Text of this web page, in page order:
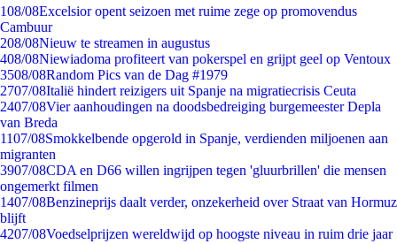
108/08Excelsior opent seizoen met ruime zege op promovendus
Cambuur
208/08Nieuw te streamen in augustus
408/08Niewiadoma profiteert van pokerspel en grijpt geel op Ventoux
3508/08Random Pics van de Dag #1979
2707/08Italië hindert reizigers uit Spanje na migratiecrisis Ceuta
2407/08Vier aanhoudingen na doodsbedreiging burgemeester Depla
van Breda
1107/08Smokkelbende opgerold in Spanje, verdienden miljoenen aan
migranten
3907/08CDA en D66 willen ingrijpen tegen 'gluurbrillen' die mensen
ongemerkt filmen
1407/08Benzineprijs daalt verder, onzekerheid over Straat van Hormuz
blijft
4207/08Voedselprijzen wereldwijd op hoogste niveau in ruim drie jaar